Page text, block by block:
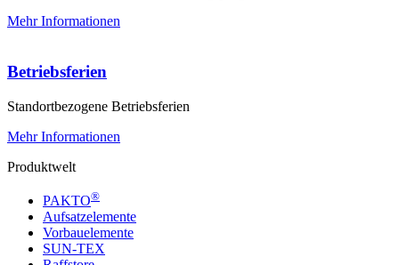
Mehr Informationen
Betriebsferien
Standortbezogene Betriebsferien
Mehr Informationen
Produktwelt
PAKTO®
Aufsatzelemente
Vorbauelemente
SUN-TEX